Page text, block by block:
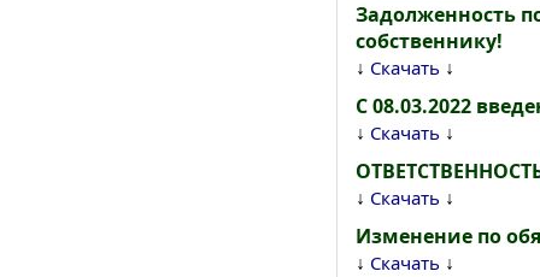
Задолженность
собственнику!
↓ Скачать ↓
С 08.03.2022
↓ Скачать ↓
↓ Скачать ↓
Изменение по
↓ Скачать ↓